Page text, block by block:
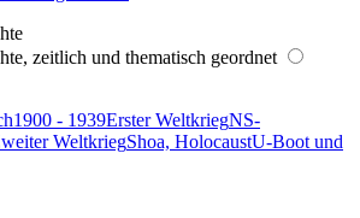
zeitlich und thematisch geordnet
1900 - 1939Erster WeltkriegNS-
WeltkriegShoa, HolocaustU-Boot und